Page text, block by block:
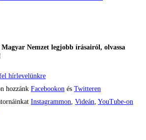
Nemzet legjobb írásairól, olvassa
hírlevelünkre
hozzánk Facebookon és Twitteren
Instagrammon Videán YouTube-on